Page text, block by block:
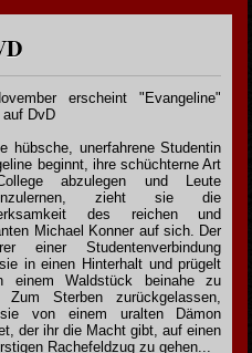
erscheint "Evangeline"
auf DvD
hübsche, unerfahrene Studentin
beginnt, ihre schüchterne Art
abzulegen und Leute
zieht sie die
des reichen und
Michael Konner auf sich. Der
einer Studentenverbindung
in einen Hinterhalt und prügelt
einem Waldstück beinahe zu
Zum Sterben zurückgelassen,
von einem uralten Dämon
der ihr die Macht gibt, auf einen
Rachefeldzug zu gehen...